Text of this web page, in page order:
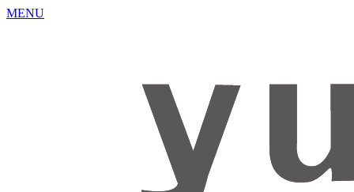
MENU